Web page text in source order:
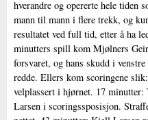
hverandre og opererte hele tiden
mann til mann i flere trekk, og
resultatet ved full tid, etter å ha
minutters spill kom Mjølners
forsvaret, og hans skudd i
redde. Ellers kom scoringene
velplassert i hjørnet. 17
Larsen i scoringssposisjon.